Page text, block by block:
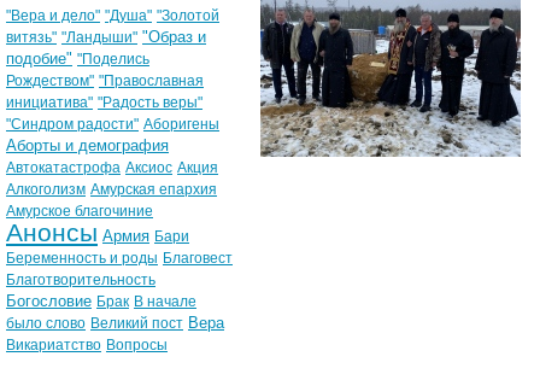
"Вера и дело" "Душа" "Золотой
витязь" "Ландыши" "Образ и
подобие" "Поделись
Рождеством" "Православная
инициатива" "Радость веры"
"Синдром радости" Аборигены
Аборты и демография
Автокатастрофа Аксиос Акция
Алкоголизм Амурская епархия
Амурское благочиние
Анонсы Армия Бари
Беременность и роды Благовест
Благотворительность
Богословие Брак В начале
было слово Великий пост Вера
Викариатство Вопросы